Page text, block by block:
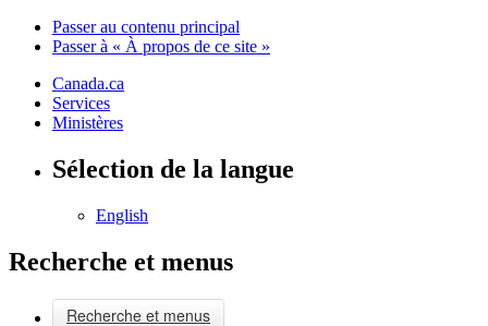
Passer au contenu principal
Passer à « À propos de ce site »
Canada.ca
Services
Ministères
Sélection de la langue
English
Recherche et menus
Recherche et menus